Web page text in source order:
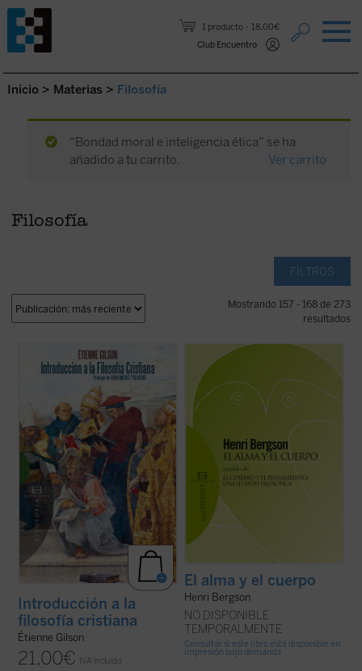
1 producto
18,00€
Club Encuentro
Saltar al contenido.
Inicio > Materias > Filosofía
“Bondad moral e inteligencia ética” se ha
añadido a tu carrito.
Ver carrito
Filosofía
FILTROS
Mostrando 157 - 168 de 273
resultados
Prólogo de Juan Miguel Palacios
En este libro, inédito hasta ahora en
español, descubrimos un ensayo brillante
del Gilson maduro, una disertación otoñal
sobre las ideas más queridas del gran
medievalista, presentadas en tres ...
ficha)
Introducción a la
filosofía cristiana
Étienne Gilson
21,00€ IVA incluido
El problema de la relación cuerpo-alma es
de los que no dejan a nadie indiferente. Hay
que añadir además que es un problema
ineludible. Porque tanto si se admite la
dualidad última, metafísica, de ambos
términos, como si se niega, por ...
El alma y el cuerpo
Henri Bergson
NO DISPONIBLE
TEMPORALMENTE
Consultar si este libro está disponible en
impresión bajo demanda